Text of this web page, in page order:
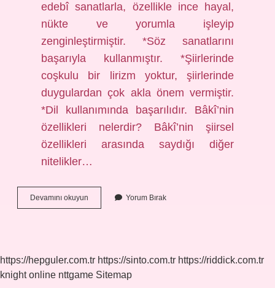
edebî sanatlarla, özellikle ince hayal,
nükte ve yorumla işleyip
zenginleştirmiştir. *Söz sanatlarını
başarıyla kullanmıştır. *Şiirlerinde
coşkulu bir lirizm yoktur, şiirlerinde
duygulardan çok akla önem vermiştir.
*Dil kullanımında başarılıdır. Bâkî’nin
özellikleri nelerdir? Bâkî’nin şiirsel
özellikleri arasında saydığı diğer
nitelikler…
Devamını okuyun
Ne
Yorum Bırak
https://hepguler.com.tr https://sinto.com.tr https://riddick.com.tr
knight online nttgame Sitemap